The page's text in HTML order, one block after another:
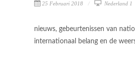
25 Februari 2018 Nederland 1
nieuws, gebeurtenissen van
internationaal belang en de